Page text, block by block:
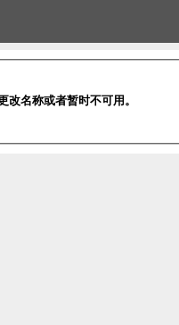
名称或者暂时不可用。